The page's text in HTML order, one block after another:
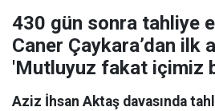
430 gün sonra tahliye
Caner Çaykara’dan ilk
'Mutluyuz fakat içimiz
Aziz İhsan Aktaş davasında